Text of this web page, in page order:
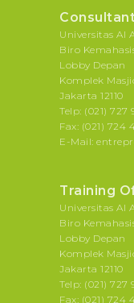
Universitas Al
Biro
Lobby Depan
Komplek
Jakarta 12110
Telp: (021) 727
Fax: (021) 724
E-Mail:
Training
Universitas Al
Biro
Lobby Depan
Komplek
Jakarta 12110
Telp: (021) 727
Fax: (021) 724